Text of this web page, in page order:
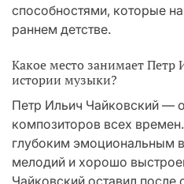
способностями, которые
раннем детстве.
Какое место занимает Петр
истории музыки?
Петр Ильич Чайковский —
композиторов всех
глубоким эмоциональным
мелодий и хорошо
Чайковский оставил после